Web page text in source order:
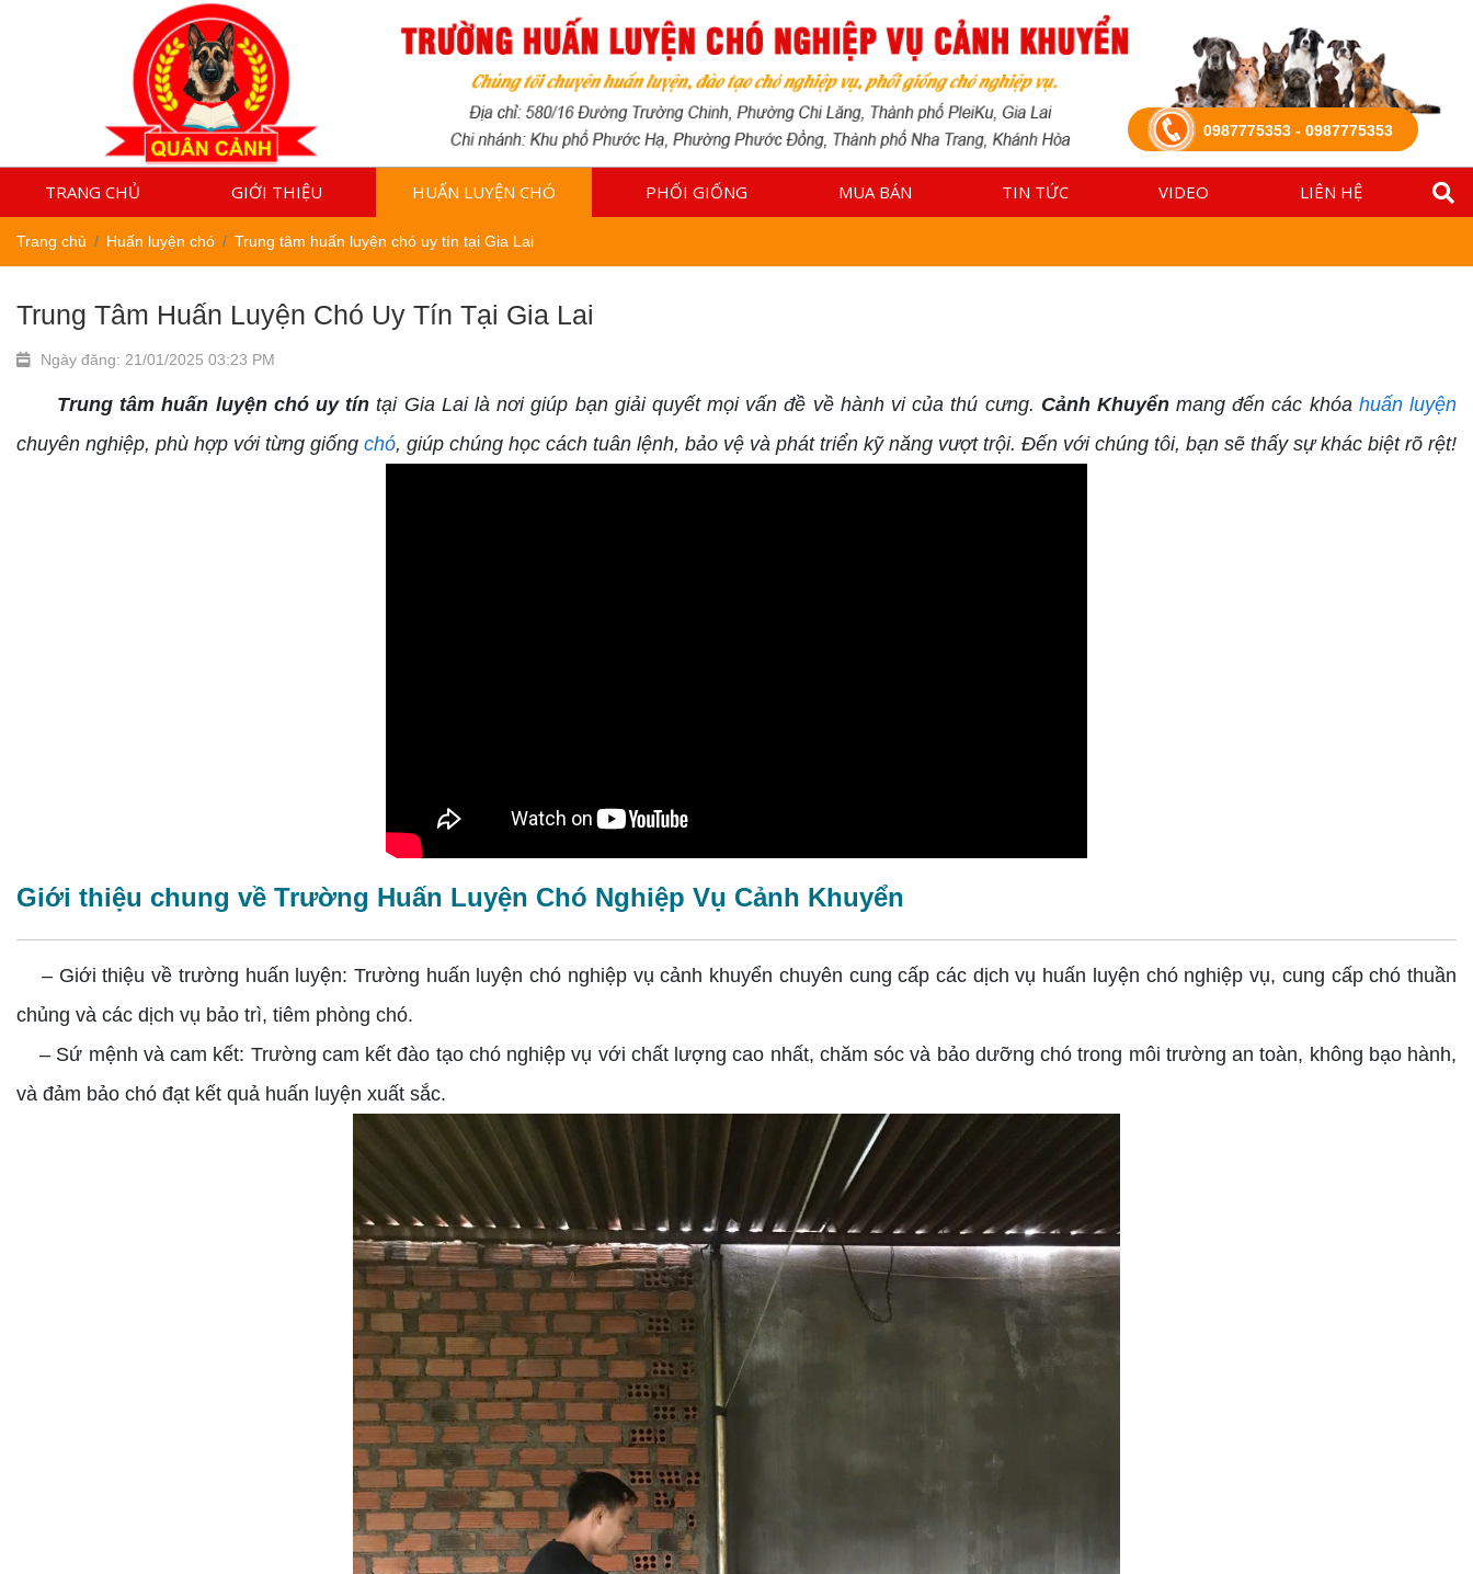
0987775353 - 0987775353
TRANG CHỦ GIỚI THIỆU HUẤN LUYỆN CHÓ PHỐI GIỐNG MUA BÁN TIN TỨC VIDEO LIÊN HỆ
Trang chủ Huấn luyện chó Trung tâm huấn luyện chó uy tín tại Gia Lai
Trung Tâm Huấn Luyện Chó Uy Tín Tại Gia Lai
Ngày đăng: 21/01/2025 03:23 PM
Trung tâm huấn luyện chó uy tín tại Gia Lai là nơi giúp bạn giải quyết mọi vấn đề về hành vi của thú cưng. Cảnh Khuyểnmang đến các khóa huấn luyện
chuyên nghiệp, phù hợp với từng giống chó, giúp chúng học cách tuân lệnh, bảo vệ và phát triển kỹ năng vượt trội. Đến với chúng tôi, bạn sẽ thấy sự khác biệt rõ rệt!
Giới thiệu chung về Trường Huấn Luyện Chó Nghiệp Vụ Cảnh Khuyển
– Giới thiệu về trường huấn luyện: Trường huấn luyện chó nghiệp vụ cảnh khuyển chuyên cung cấp các dịch vụ huấn luyện chó nghiệp vụ, cung cấp chó thuần
chủng và các dịch vụ bảo trì, tiêm phòng chó.
– Sứ mệnh và cam kết: Trường cam kết đào tạo chó nghiệp vụ với chất lượng cao nhất, chăm sóc và bảo dưỡng chó trong môi trường an toàn, không bạo hành,
và đảm bảo chó đạt kết quả huấn luyện xuất sắc.